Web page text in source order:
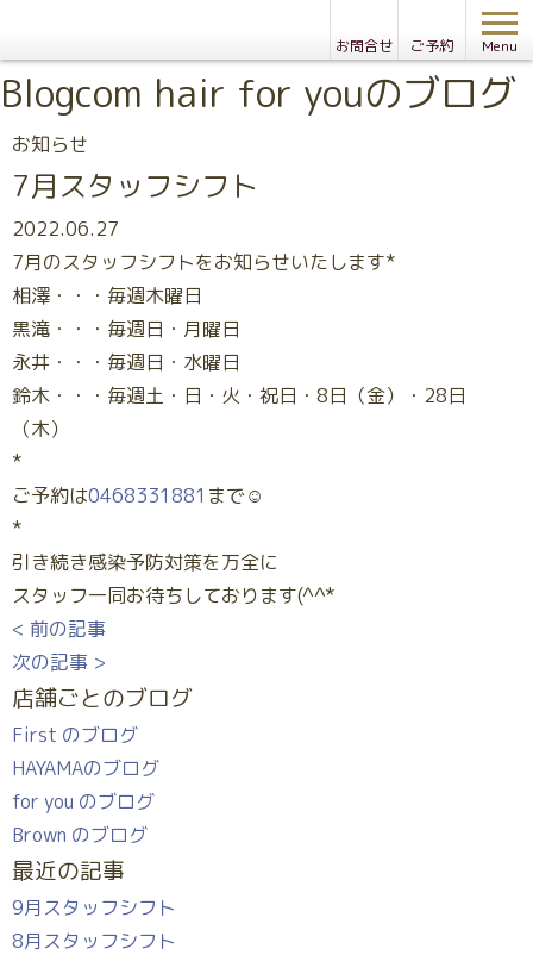
お問合せ ご予約 Menu
Blogcom hair for youのブログ
お知らせ
7月スタッフシフト
2022.06.27
7月のスタッフシフトをお知らせいたします*
相澤・・・毎週木曜日
黒滝・・・毎週日・月曜日
永井・・・毎週日・水曜日
鈴木・・・毎週土・日・火・祝日・8日（金）・28日
（木）
*
ご予約は0468331881 まで☺
*
引き続き感染予防対策を万全に
スタッフ一同お待ちしております(^^*
< 前の記事
次の記事 >
店舗ごとのブログ
First のブログ
HAYAMAのブログ
for you のブログ
Brown のブログ
最近の記事
9月スタッフシフト
8月スタッフシフト